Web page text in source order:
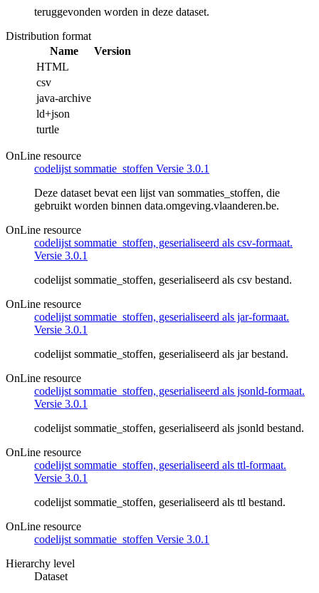
teruggevonden worden in deze dataset.
Distribution format
Name
Version
HTML
csv
java-archive
ld+json
turtle
OnLine resource
codelijst sommatie_stoffen Versie 3.0.1
Deze dataset bevat een lijst van sommaties_stoffen, die
gebruikt worden binnen data.omgeving.vlaanderen.be.
OnLine resource
codelijst sommatie_stoffen, geserialiseerd als csv-formaat.
Versie 3.0.1
codelijst sommatie_stoffen, geserialiseerd als csv bestand.
OnLine resource
codelijst sommatie_stoffen, geserialiseerd als jar-formaat.
Versie 3.0.1
codelijst sommatie_stoffen, geserialiseerd als jar bestand.
OnLine resource
codelijst sommatie_stoffen, geserialiseerd als jsonld-formaat.
Versie 3.0.1
codelijst sommatie_stoffen, geserialiseerd als jsonld bestand.
OnLine resource
codelijst sommatie_stoffen, geserialiseerd als ttl-formaat.
Versie 3.0.1
codelijst sommatie_stoffen, geserialiseerd als ttl bestand.
OnLine resource
codelijst sommatie_stoffen Versie 3.0.1
Hierarchy level
Dataset